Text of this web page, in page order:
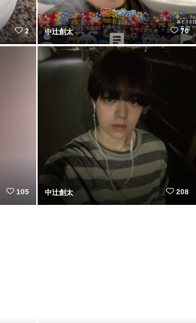
2 中辻創太 70
105 中辻創太 208